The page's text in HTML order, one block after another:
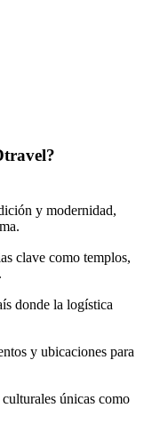
y modernidad,
clave como templos,
donde la logística
y ubicaciones para
únicas como